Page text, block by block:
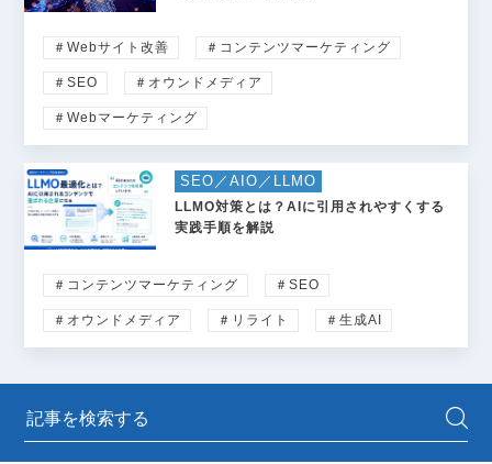
＃Webサイト改善 ＃コンテンツマーケティング
＃SEO ＃オウンドメディア
＃Webマーケティング
SEO／AIO／LLMO
LLMO対策とは？AIに引用されやすくする
実践手順を解説
＃コンテンツマーケティング ＃SEO
＃オウンドメディア ＃リライト ＃生成AI